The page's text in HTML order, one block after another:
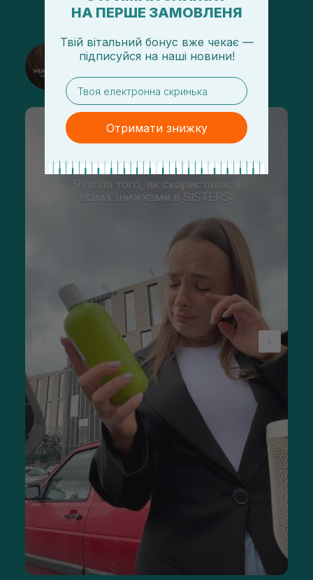
@sisters_stelmakh в Instagram
Підписатися
НА ПЕРШЕ ЗАМОВЛЕНЯ
Твій вітальний бонус вже чекає —
підписуйся на наші новини!
email
Отримати знижку